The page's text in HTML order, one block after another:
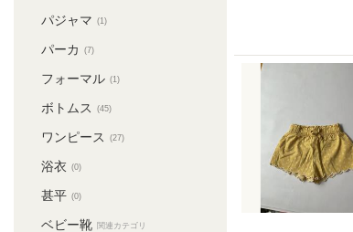
パジャマ (1)
パーカ (7)
フォーマル (1)
ボトムス (45)
ワンピース (27)
浴衣 (0)
甚平 (0)
ベビー靴 関連カテゴリ